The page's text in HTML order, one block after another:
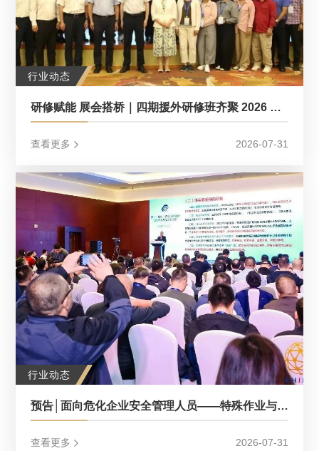
行业动态
研修赋能 展会搭桥｜四期援外研修班齐聚 2026 中国应急展，共筑应急国际合作新平台
查看更多 2026-07-31
行业动态
预告│面向危化企业安全管理人员——特殊作业与检修作业安全标准专题宣贯会（2026中国应急展同期活动）
查看更多 2026-07-31